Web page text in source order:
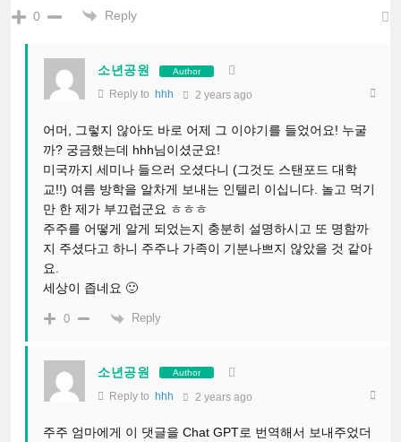
0 Reply
소년공원 Author
Reply to hhh 2 years ago
어머, 그렇지 않아도 바로 어제 그 이야기를 들었어요! 누굴
까? 궁금했는데 hhh님이셨군요!
미국까지 세미나 들으러 오셨다니 (그것도 스탠포드 대학
교!!) 여름 방학을 알차게 보내는 인텔리 이십니다. 놀고 먹기
만 한 제가 부끄럽군요 ㅎㅎㅎ
주주를 어떻게 알게 되었는지 충분히 설명하시고 또 명함까
지 주셨다고 하니 주주나 가족이 기분나쁘지 않았을 것 같아
요.
세상이 좁네요 🙂
0 Reply
소년공원 Author
Reply to hhh 2 years ago
주주 엄마에게 이 댓글을 Chat GPT로 번역해서 보내주었더